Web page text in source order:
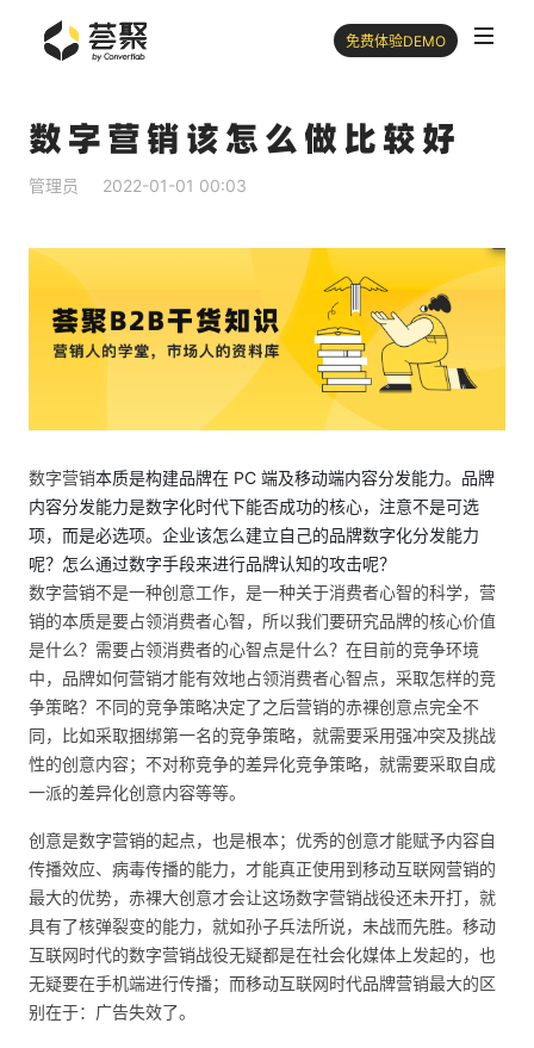
免费体验DEMO
数字营销该怎么做比较好
管理员 2022-01-01 00:03
数字营销本质是构建品牌在 PC 端及移动端内容分发能力。品牌
内容分发能力是数字化时代下能否成功的核心，注意不是可选
项，而是必选项。企业该怎么建立自己的品牌数字化分发能力
呢？怎么通过数字手段来进行品牌认知的攻击呢？
数字营销不是一种创意工作，是一种关于消费者心智的科学，营
销的本质是要占领消费者心智，所以我们要研究品牌的核心价值
是什么？需要占领消费者的心智点是什么？在目前的竞争环境
中，品牌如何营销才能有效地占领消费者心智点，采取怎样的竞
争策略？不同的竞争策略决定了之后营销的赤裸创意点完全不
同，比如采取捆绑第一名的竞争策略，就需要采用强冲突及挑战
性的创意内容；不对称竞争的差异化竞争策略，就需要采取自成
一派的差异化创意内容等等。
创意是数字营销的起点，也是根本；优秀的创意才能赋予内容自
传播效应、病毒传播的能力，才能真正使用到移动互联网营销的
最大的优势，赤裸大创意才会让这场数字营销战役还未开打，就
具有了核弹裂变的能力，就如孙子兵法所说，未战而先胜。移动
互联网时代的数字营销战役无疑都是在社会化媒体上发起的，也
无疑要在手机端进行传播；而移动互联网时代品牌营销最大的区
别在于：广告失效了。